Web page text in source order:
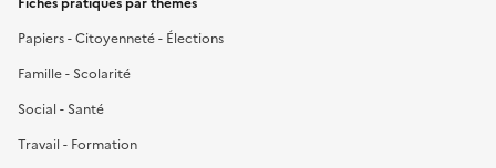
Papiers - Citoyenneté - Élections
Famille - Scolarité
Social - Santé
Travail - Formation